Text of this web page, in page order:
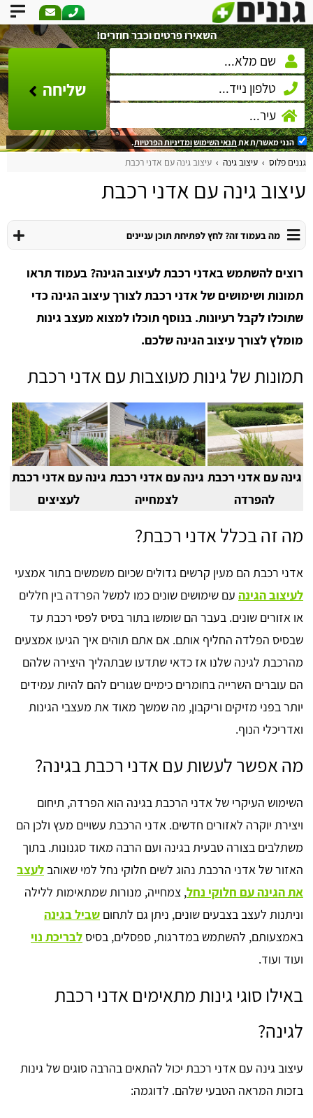
השאירו פרטים וכבר חוזרים!
שליחה
הנני מאשר/ת אתתנאי השימושומדיניות הפרטיות.
גננים פלוס עיצוב גינה עיצוב גינה עם אדני רכבת
עיצוב גינה עם אדני רכבת
מה בעמוד זה? לחץ לפתיחת תוכן עניינים
רוצים להשתמש באדני רכבת לעיצוב הגינה? בעמוד תראו
תמונות ושימושים של אדני רכבת לצורך עיצוב הגינה כדי
שתוכלו לקבל רעיונות. בנוסף תוכלו למצוא מעצב גינות
מומלץ לצורך עיצוב הגינה שלכם.
תמונות של גינות מעוצבות עם אדני רכבת
גינה עם אדני רכבת
להפרדה
גינה עם אדני רכבת
לצמחייה
גינה עם אדני רכבת
לעציצים
מה זה בכלל אדני רכבת?
אדני רכבת הם מעין קרשים גדולים שכיום משמשים בתור אמצעי
לעיצוב הגינה עם שימושים שונים כמו למשל הפרדה בין חללים
או אזורים שונים. בעבר הם שומשו בתור בסיס לפסי רכבת עד
שבסיס הפלדה החליף אותם. אם אתם תוהים איך הגיעו אמצעים
מהרכבת לגינה שלנו אז כדאי שתדעו שבתהליך היצירה שלהם
הם עוברים השרייה בחומרים כימיים שגורים להם להיות עמידים
יותר בפני מזיקים וריקבון, מה שמשך מאוד את מעצבי הגינות
ואדריכלי הנוף.
מה אפשר לעשות עם אדני רכבת בגינה?
השימוש העיקרי של אדני הרכבת בגינה הוא הפרדה, תיחום
ויצירת יוקרה לאזורים חדשים. אדני הרכבת עשויים מעץ ולכן הם
משתלבים בצורה טבעית בגינה ועם הרבה מאוד סגנונות. בתוך
האזור של אדני הרכבת נהוג לשים חלוקי נחל למי שאוהב לעצב
את הגינה עם חלוקי נחל, צמחייה, מנורות שמתאימות ללילה
וניתנות לעצב בצבעים שונים, ניתן גם לתחום שביל בגינה
באמצעותם, להשתמש במדרגות, ספסלים, בסיס לבריכת נוי
ועוד ועוד.
באילו סוגי גינות מתאימים אדני רכבת
לגינה?
עיצוב גינה עם אדני רכבת יכול להתאים בהרבה סוגים של גינות
בזכות המראה הטבעי שלהם. לדוגמה: